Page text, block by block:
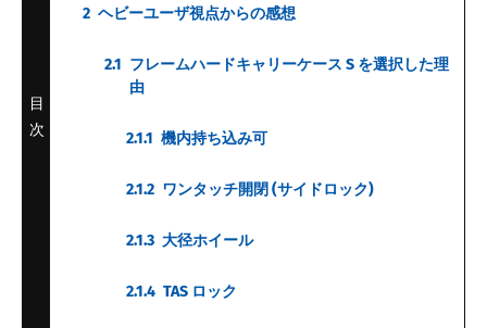
目
次
2 ヘビーユーザ視点からの感想
2.1 フレームハードキャリーケース S を選択した理
由
2.1.1 機内持ち込み可
2.1.2 ワンタッチ開閉 (サイドロック)
2.1.3 大径ホイール
2.1.4 TAS ロック